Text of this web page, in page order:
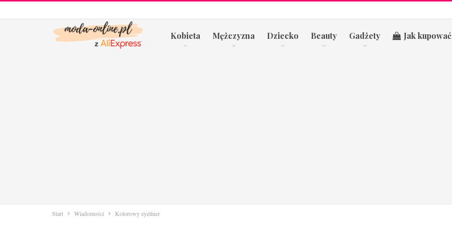
Kobieta Mężczyzna Dziecko Beauty Gadżety Jak
Start Wiadomości Kolorowy eyeliner